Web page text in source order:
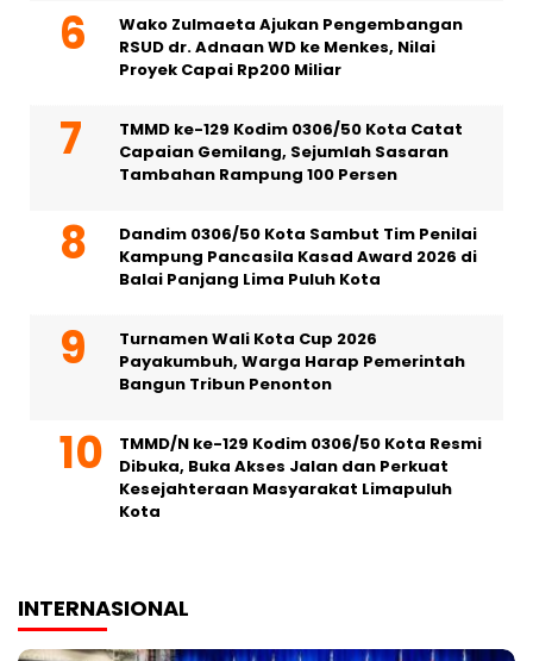
Wako Zulmaeta Ajukan Pengembangan
RSUD dr. Adnaan WD ke Menkes, Nilai
Proyek Capai Rp200 Miliar
TMMD ke-129 Kodim 0306/50 Kota Catat
Capaian Gemilang, Sejumlah Sasaran
Tambahan Rampung 100 Persen
Dandim 0306/50 Kota Sambut Tim Penilai
Kampung Pancasila Kasad Award 2026 di
Balai Panjang Lima Puluh Kota
Turnamen Wali Kota Cup 2026
Payakumbuh, Warga Harap Pemerintah
Bangun Tribun Penonton
TMMD/N ke-129 Kodim 0306/50 Kota Resmi
Dibuka, Buka Akses Jalan dan Perkuat
Kesejahteraan Masyarakat Limapuluh
Kota
INTERNASIONAL